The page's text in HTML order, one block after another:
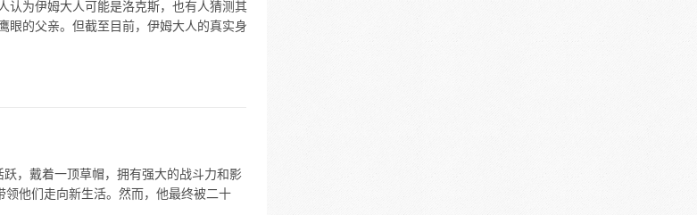
认为伊姆大人可能是洛克斯，也有人猜测其
眼的父亲。但截至目前，伊姆大人的真实身
，戴着一顶草帽，拥有强大的战斗力和影
领他们走向新生活。然而，他最终被二十